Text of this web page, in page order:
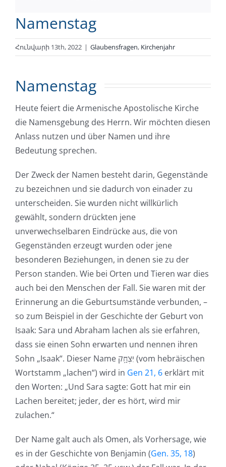
Namenstag
Հունվարի 13th, 2022 | Glaubensfragen, Kirchenjahr
Namenstag
Heute feiert die Armenische Apostolische Kirche
die Namensgebung des Herrn. Wir möchten diesen
Anlass nutzen und über Namen und ihre
Bedeutung sprechen.
Der Zweck der Namen besteht darin, Gegenstände
zu bezeichnen und sie dadurch von einader zu
unterscheiden. Sie wurden nicht willkürlich
gewählt, sondern drückten jene
unverwechselbaren Eindrücke aus, die von
Gegenständen erzeugt wurden oder jene
besonderen Beziehungen, in denen sie zu der
Person standen. Wie bei Orten und Tieren war dies
auch bei den Menschen der Fall. Sie waren mit der
Erinnerung an die Geburtsumstände verbunden, –
so zum Beispiel in der Geschichte der Geburt von
Isaak: Sara und Abraham lachen als sie erfahren,
dass sie einen Sohn erwarten und nennen ihren
Sohn „Isaak“. Dieser Name יִצְחָ֥ק (vom hebräischen
Wortstamm „lachen“) wird in Gen 21, 6erklärt mit
den Worten: „Und Sara sagte: Gott hat mir ein
Lachen bereitet; jeder, der es hört, wird mir
zulachen.“
Der Name galt auch als Omen, als Vorhersage, wie
es in der Geschichte von Benjamin (Gen. 35, 18)